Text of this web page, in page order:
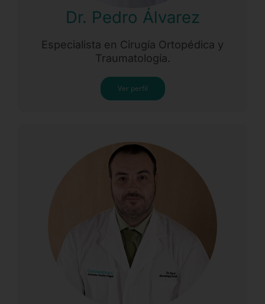
Dr. Pedro Álvarez
Especialista en Cirugía Ortopédica y
Traumatología.
Ver perfil